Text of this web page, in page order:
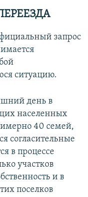
запрос
ситуацию.
день в
населенных
40 семей,
согласительные
в процессе
участков
и в
поселков